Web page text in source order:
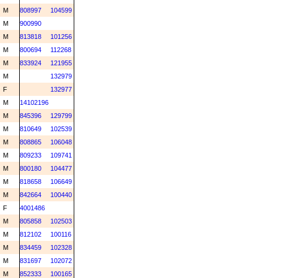
M 808997
104599
M
900990
M 813818
101256
M 800694
112268
M 833924
121955
M
132979
F
132977
M
14102196
M 845396
129799
M 810649
102539
M 808865
106048
M 809233
109741
M 800180
104477
M 818658
106649
M 842664
100440
F
4001486
M 805858
102503
M 812102
100116
M 834459
102328
M 831697
102072
M 852333
100165